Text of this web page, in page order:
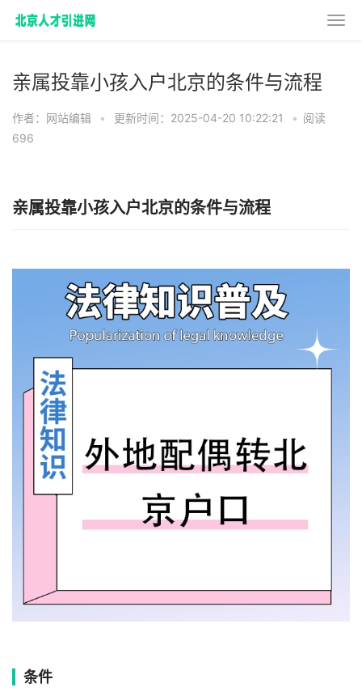
亲属投靠小孩入户北京的条件与流程
作者：网站编辑 • 更新时间：2025-04-20 10:22:21 • 阅读
696
亲属投靠小孩入户北京的条件与流程
条件